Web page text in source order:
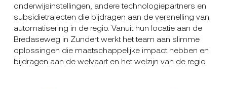
onderwijsinstellingen, andere technologiepartners en
subsidietrajecten die bijdragen aan de versnelling van
automatisering in de regio. Vanuit hun locatie aan de
Bredaseweg in Zundert werkt het team aan slimme
oplossingen die maatschappelijke impact hebben en
bijdragen aan de welvaart en het welzijn van de regio.